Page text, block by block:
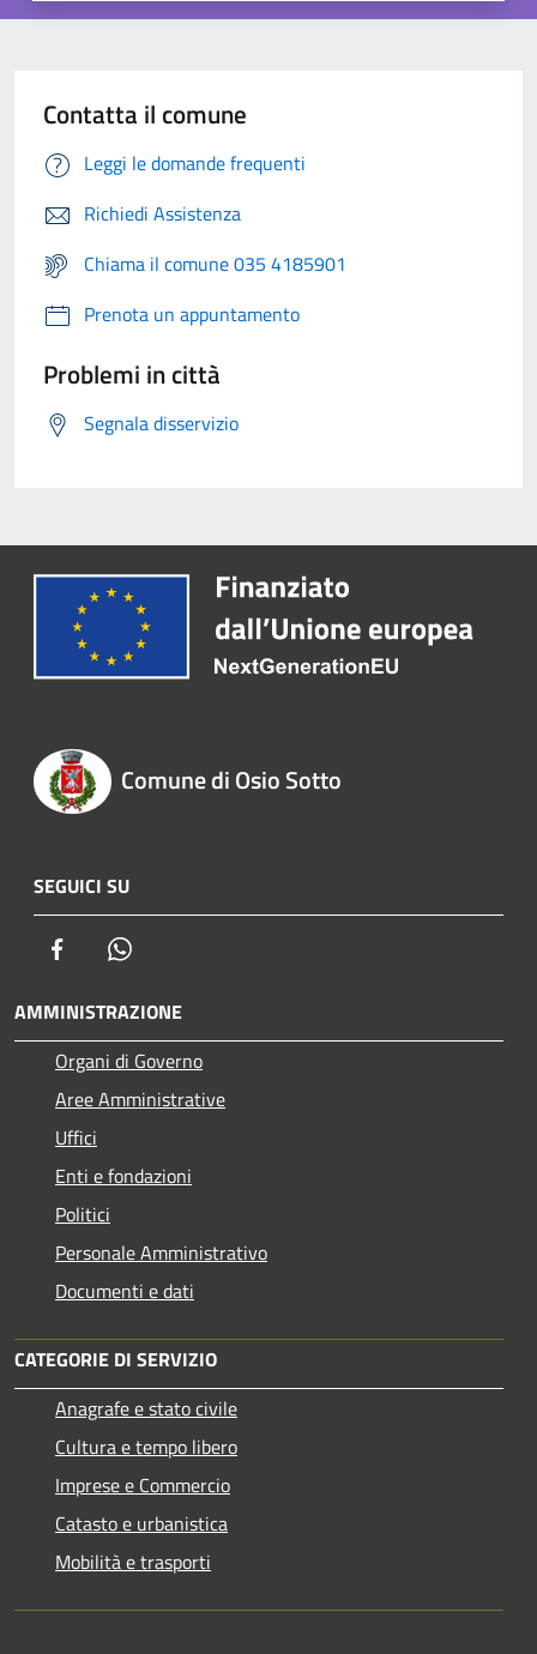
Contatta il comune
Leggi le domande frequenti
Richiedi Assistenza
Chiama il comune 035 4185901
Prenota un appuntamento
Problemi in città
Segnala disservizio
Comune di Osio Sotto
SEGUICI SU
Facebook
AMMINISTRAZIONE
Organi di Governo
Aree Amministrative
Uffici
Enti e fondazioni
Politici
Personale Amministrativo
Documenti e dati
CATEGORIE DI SERVIZIO
Anagrafe e stato civile
Cultura e tempo libero
Imprese e Commercio
Catasto e urbanistica
Mobilità e trasporti